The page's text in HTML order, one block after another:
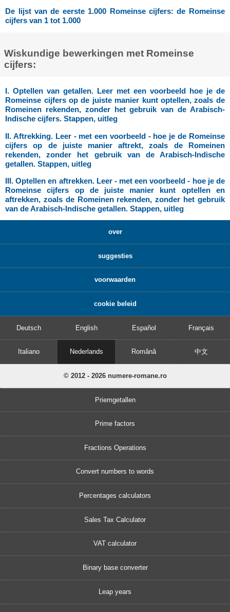
De lijst van de eerste 1.000 Romeinse cijfers: de Romeinse
cijfers van 1 tot 1.000
Wiskundige bewerkingen met Romeinse
cijfers:
I. Optellen van getallen. Leer met een voorbeeld hoe je de
Romeinse cijfers op de juiste manier kunt optellen, zoals de
Romeinen rekenden, zonder het gebruik van de Arabisch-
Indische cijfers. Stappen, uitleg
II. Aftrekking. Leer - met een voorbeeld - hoe je de Romeinse
cijfers op de juiste manier aftrekt, zoals de Romeinen
rekenden, zonder het gebruik van de Arabisch-Indische
getallen. Stappen, uitleg
III. Optellen en aftrekken. Leer - met een voorbeeld - hoe je de
Romeinse cijfers op de juiste manier kunt optellen en
aftrekken, zoals de Romeinen rekenden, zonder het gebruik
van de Arabisch-Indische getallen. Stappen, uitleg
over
suggesties
voorwaarden
cookie beleid
Deutsch English Español Français
Italiano Nederlands Română 中文
© 2012 - 2026 numere-romane.ro
Priemgetallen
Prime factors
Fractions Operations
Convert numbers to words
Percentages calculators
Sales Tax Calculator
VAT calculator
Binary base converter
Leap years